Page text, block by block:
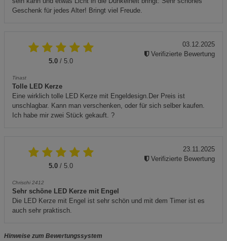
Geschenk für jedes Alter! Bringt viel Freude.
5.0 / 5.0
Tinast
Tolle LED Kerze
Eine wirklich tolle LED Kerze mit Engeldesign.Der Preis ist
unschlagbar. Kann man verschenken, oder für sich selber kaufen.
Ich habe mir zwei Stück gekauft. ?
03.12.2025
Verifizierte Bewertung
5.0 / 5.0
Chrischi 2412
Sehr schöne LED Kerze mit Engel
Die LED Kerze mit Engel ist sehr schön und mit dem Timer ist es
auch sehr praktisch.
23.11.2025
Verifizierte Bewertung
Hinweise zum Bewertungssystem